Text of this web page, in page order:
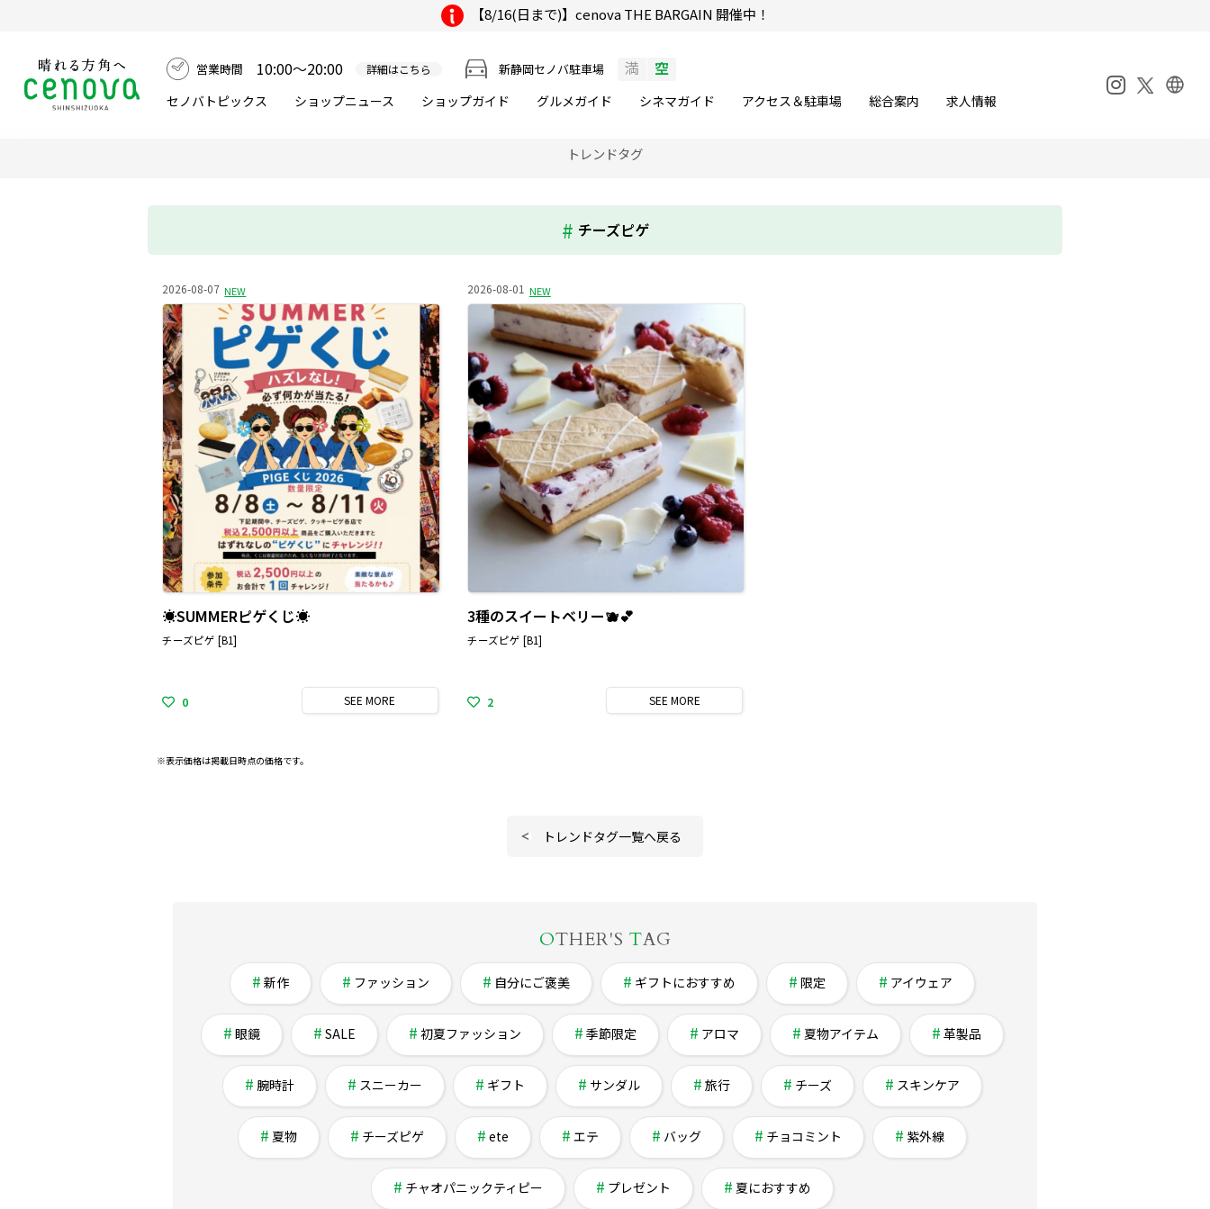
【8/16(日まで)】cenova THE BARGAIN 開催中！
営業時間 10:00～20:00 詳細はこちら 新静岡セノバ駐車場 満 空
セノバトピックス ショップニュース ショップガイド グルメガイド シネマガイド アクセス＆駐車場 総合案内 求人情報
トレンドタグ
チーズピゲ
2026-08-07 NEW
☀️SUMMERピゲくじ☀️
チーズピゲ [B1]
0 SEEMORE
2026-08-01 NEW
3種のスイートベリー🫐💕
チーズピゲ [B1]
2 SEE MORE
※表示価格は掲載日時点の価格です。
トレンドタグ一覧へ戻る
OTHER'S TAG
新作 ファッション 自分にご褒美 ギフトにおすすめ 限定 アイウェア
眼鏡 SALE 初夏ファッション 季節限定 アロマ 夏物アイテム 革製品
腕時計 スニーカー ギフト サンダル 旅行 チーズ スキンケア
夏物 チーズピゲ ete エテ バッグ チョコミント 紫外線
チャオパニックティピー プレゼント 夏におすすめ